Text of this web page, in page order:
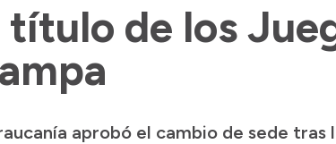
de los
aprobó el cambio de sede tras